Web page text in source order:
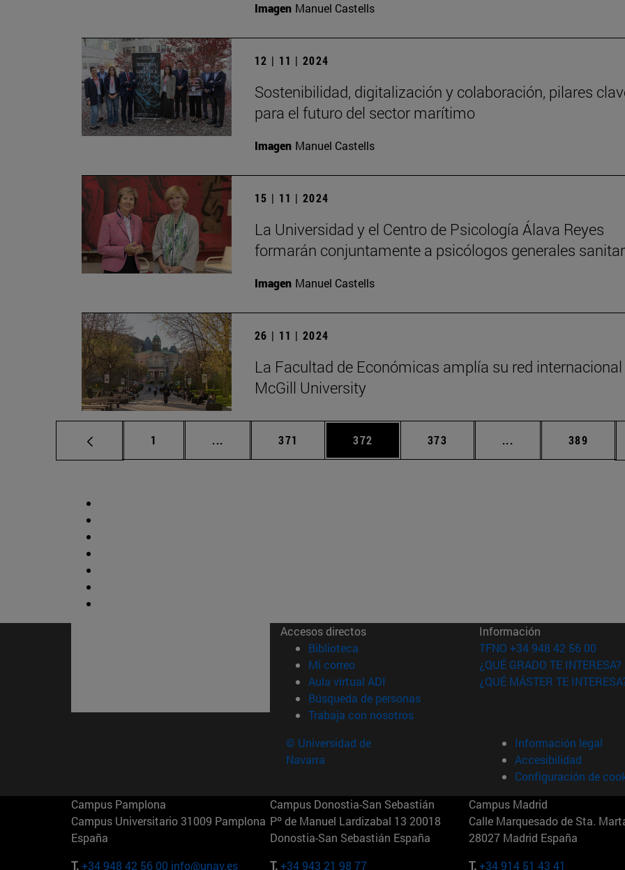
Imagen Manuel Castells
12 | 11 | 2024
Sostenibilidad, digitalización y colaboración, pilares
para el futuro del sector marítimo
Imagen Manuel Castells
15 | 11 | 2024
La Universidad y el Centro de Psicología Álava Reyes
formarán conjuntamente a psicólogos generales
Imagen Manuel Castells
26 | 11 | 2024
La Facultad de Económicas amplía su red
McGill University
Página
1 ... Páginas intermedias Use TAB para desplazarse.
Página
371 Página
372 Página
373 ... Páginas Página
389
Accesos directos
Biblioteca (abre en nueva ventana)
Mi correo(abre en nueva ventana)
Aula virtual ADI (abre en nueva ventana)
Búsqueda de personas(abre en nueva ventana)
Trabaja con nosotros(abre en nueva ventana)
Información
TFNO +34 948 42 56 00
¿QUÉ GRADO TE INTERESA?
¿QUÉ MÁSTER TE
© Universidad de
Navarra
Información legal
Accesibilidad
Configuración de
Campus Pamplona
Campus Universitario 31009 Pamplona
España
T.+34 948 42 56 00 info@unav.es
Campus Donostia-San Sebastián
Pº de Manuel Lardizabal 13 20018
Donostia-San Sebastián España
T.+34 943 21 98 77
Campus Madrid
Calle Marquesado de Sta.
28027 Madrid España
T.+34 914 51 43 41